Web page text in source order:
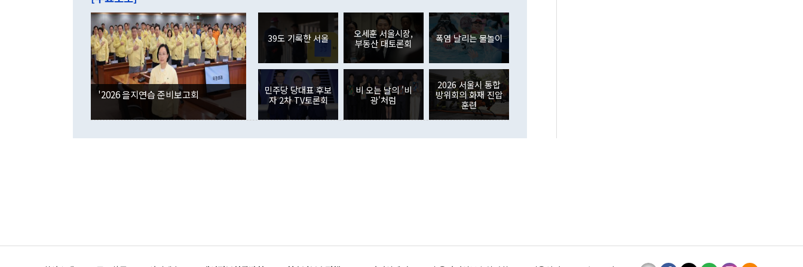
이 9월 러시아 블라디보스토크에서 열리는 '동방경제포럼(EEF)'을 언급하
며 "정부 차원에서 (참석을) 검토하고 있다"고 발언한 데 대해서도 조 장관
은 "그것은 외교부의 몫"이라며 "아직 거기까지 진도가 나가지 않았다"고
잘랐다. 정 장관이 이날 소개한 대북 구상과 설명은 정부 내 조율을 거치지
않았다는 점에서 문제가 있다. 특히 주적 표현 대체와 국호 사용, 9·19 군
사합의 복원, 4자회담 추진 등은 통일부 장관이 결정할 사안이 아니어서 월
권이라는 지적이 나오고 있다. 이 대통령은 정 장관의 업무보고를 듣고 난
뒤 "여기 업무보고에 발표했다고 승인난 건 아니다"라고 재차 확인했다. 정
부의 한 소식통은 "정 장관의 발언 내용은 대부분 국가안전보장회의(NSC)
를 거쳐 결정된 사안이 아닌 정 장관의 개인적 생각에 가깝다"며 "안보 관
련 부처 장관이 정부의 공식 정책이 아닌 사안을 추진하겠다고 업무보고를
하고 대통령의 면전에서 '국군통수권자가 나서야 한다'고 주장한 것은 심각
이나 미국은 북한에 선비핵화를 공식적으로 요구한 적이 없기 때문이다. 지
였던 올해 3월(369억9000만달러)을 넘어선 것이다. 직접투자에서는 내국
인의 해외투자가 80억1000만달러, 외국인의 국내투자가 46억3000만달러
각각 증가했다. 증권투자에서는 외국인의 국내 주식 매도세가 이어졌다. 외
국인의 국내 주식 투자는 차익실현 매도 등의 영향으로 316억1000만달러
감소하며 전월(-310억5000만달러)에 이어 역대 최대 순매도 기록을 다시
경신했다. 외국인의 국내 채권투자는 세계국채지수(WGBI) 자금 유입에도
분기 말 만기도래 영향으로 증가 폭이 줄어든 52억9000만달러를 기록했
다. 내국인의 해외 증권투자는 주식을 중심으로 35억6000만달러 증가했
다. eoyn2@newspim.com
'2026 을지연습 준비보고회
39도 기록한 서울
오세훈 서울시장,
부동산 대토론회
폭염 날리는 물놀이
민주당 당대표 후보
자 2차 TV토론회
비 오는 날의 '비
광'처럼
2026 서울시 통합
방위회의 화재 진압
훈련